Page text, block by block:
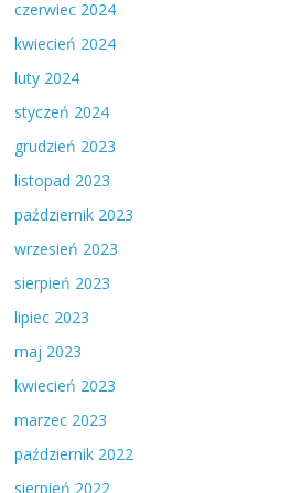
czerwiec 2024
kwiecień 2024
luty 2024
styczeń 2024
grudzień 2023
listopad 2023
październik 2023
wrzesień 2023
sierpień 2023
lipiec 2023
maj 2023
kwiecień 2023
marzec 2023
październik 2022
sierpień 2022